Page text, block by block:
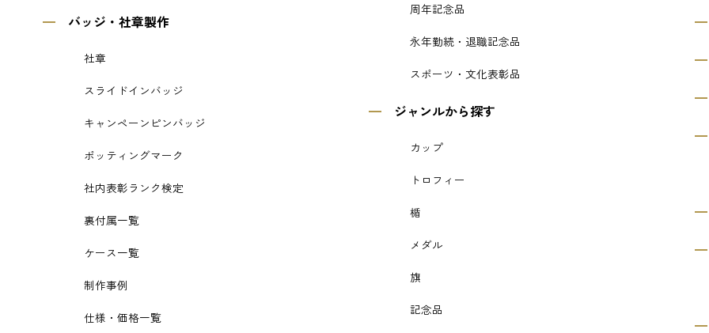
バッジ・社章製作
社章
スライドインバッジ
キャンペーンピンバッジ
ポッティングマーク
社内表彰ランク検定
裏付属一覧
ケース一覧
制作事例
仕様・価格一覧
周年記念品
永年勤続・退職記念品
スポーツ・文化表彰品
ジャンルから探す
カップ
トロフィー
楯
メダル
旗
記念品